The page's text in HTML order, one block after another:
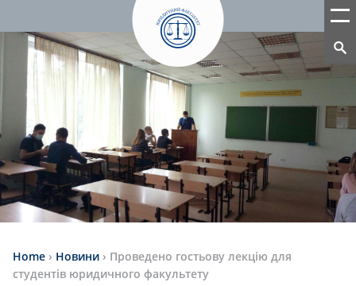
Home › Новини › Проведено гостьову лекцію для
студентів юридичного факультету